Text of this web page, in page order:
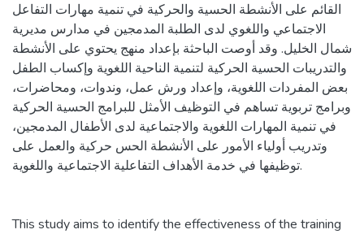
القائم على الأنشطة الحسية والحركية في تنمية مهارات التفاعل
الاجتماعي واللغوي لدى الطلبة المدمجين في مدارس مديرية
شمال الخليل. وقد أوصت الباحثة بإعداد منهج يحتوي على الأنشطة
والتدريبات الحسية الحركية لتنمية الناحية اللغوية وإكساب الطفل
بعض المفردات اللغوية، وإعداد ورش عمل، وندوات، ومحاضرات،
وبرامج تربوية تساهم في التوظيف الأمثل للبرامج الحسية الحركية
في تنمية المهارات اللغوية والاجتماعية لدى الأطفال المدمجين،
وتدريب أولياء الأمور على الأنشطة الحس حركية والعمل على
توظيفها في خدمة الأهداف التفاعلية الاجتماعية واللغوية.
This study aims to identify the effectiveness of the training